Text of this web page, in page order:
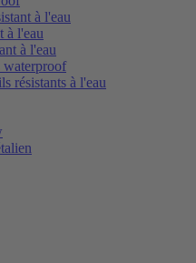
à l'eau
à l'eau
à l'eau
waterproof
résistants à l'eau